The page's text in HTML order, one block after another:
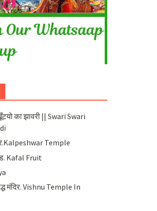
का झावरी || Swari Swari
Temple
Kafal Fruit
मंदिर. Vishnu Temple In